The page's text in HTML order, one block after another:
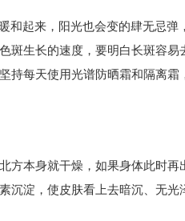
和起来，阳光也会变的肆无忌弹
斑生长的速度，要明白长斑容易
持每天使用光谱防晒霜和隔离霜
方本身就干燥，如果身体此时再
沉淀，使皮肤看上去暗沉、无光